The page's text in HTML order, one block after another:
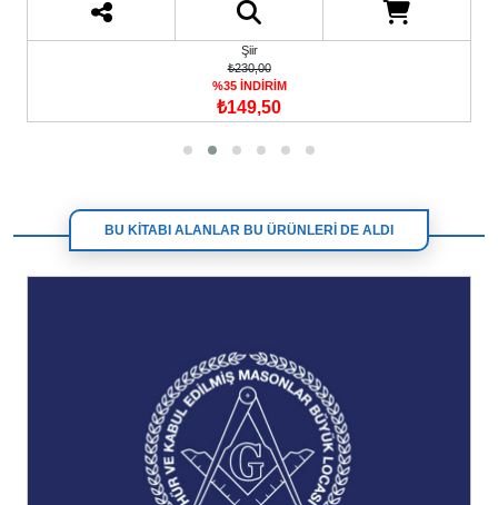
Şiir
₺230,00
%35 İNDİRİM
₺149,50
BU KİTABI ALANLAR BU ÜRÜNLERİ DE ALDI